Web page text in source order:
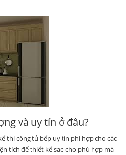
và uy tín ở đâu?
thi công tủ bếp uy tín phì hợp cho các
tích để thiết kế sao cho phù hợp mà